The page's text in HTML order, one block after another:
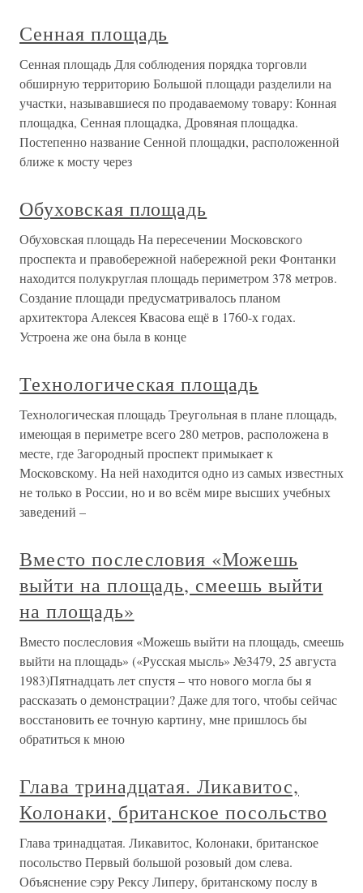
Сенная площадь
Сенная площадь Для соблюдения порядка торговли
обширную территорию Большой площади разделили на
участки, называвшиеся по продаваемому товару: Конная
площадка, Сенная площадка, Дровяная площадка.
Постепенно название Сенной площадки, расположенной
ближе к мосту через
Обуховская площадь
Обуховская площадь На пересечении Московского
проспекта и правобережной набережной реки Фонтанки
находится полукруглая площадь периметром 378 метров.
Создание площади предусматривалось планом
архитектора Алексея Квасова ещё в 1760-х годах.
Устроена же она была в конце
Технологическая площадь
Технологическая площадь Треугольная в плане площадь,
имеющая в периметре всего 280 метров, расположена в
месте, где Загородный проспект примыкает к
Московскому. На ней находится одно из самых известных
не только в России, но и во всём мире высших учебных
заведений –
Вместо послесловия «Можешь
выйти на площадь, смеешь выйти
на площадь»
Вместо послесловия «Можешь выйти на площадь, смеешь
выйти на площадь» («Русская мысль» №3479, 25 августа
1983)Пятнадцать лет спустя – что нового могла бы я
рассказать о демонстрации? Даже для того, чтобы сейчас
восстановить ее точную картину, мне пришлось бы
обратиться к мною
Глава тринадцатая. Ликавитос,
Колонаки, британское посольство
Глава тринадцатая. Ликавитос, Колонаки, британское
посольство Первый большой розовый дом слева.
Объяснение сэру Рексу Липеру, британскому послу в